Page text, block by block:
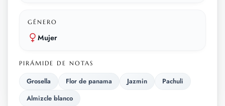
GÉNERO
Mujer
PIRÁMIDE DE NOTAS
Grosella Flor de panama Jazmin
Pachuli
Almizcle blanco